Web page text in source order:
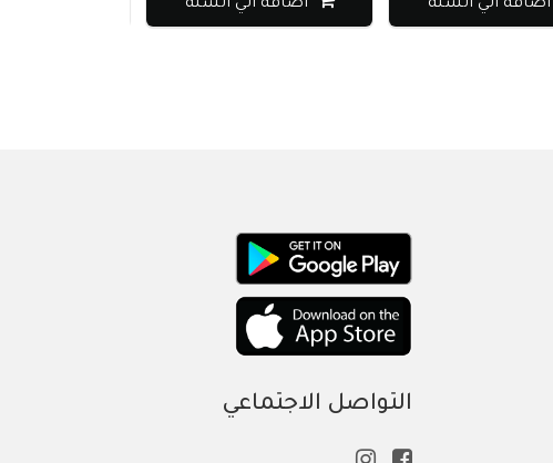
اضافة الي السلة اضافة الي السلة
التواصل الاجتماعي